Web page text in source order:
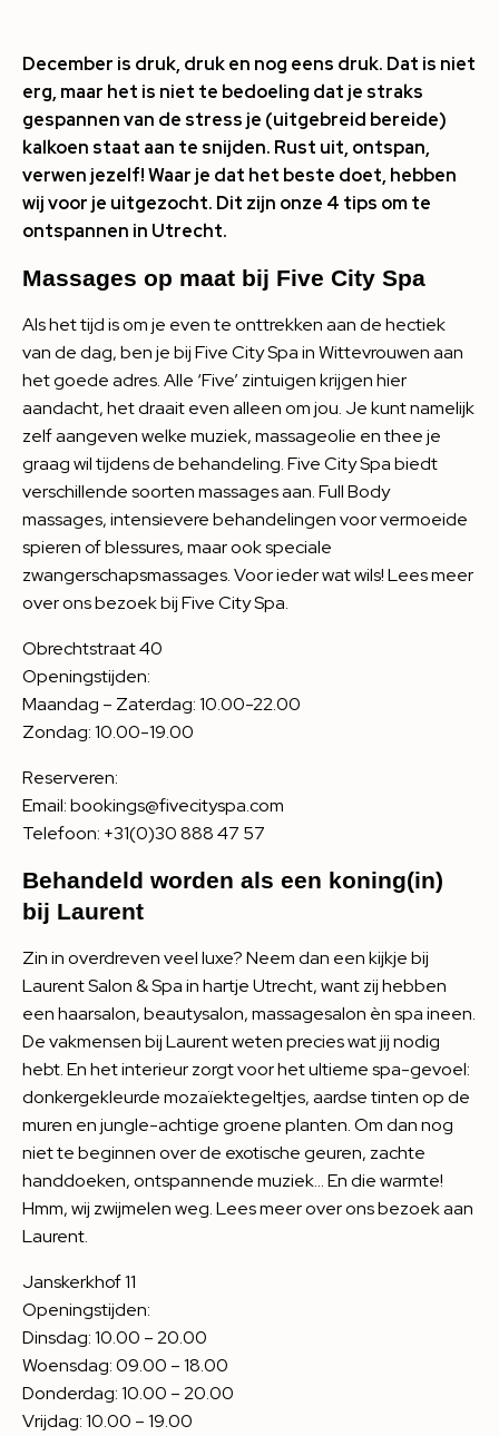
December is druk, druk en nog eens druk. Dat is niet
erg, maar het is niet te bedoeling dat je straks
gespannen van de stress je (uitgebreid bereide)
kalkoen staat aan te snijden. Rust uit, ontspan,
verwen jezelf! Waar je dat het beste doet, hebben
wij voor je uitgezocht. Dit zijn onze 4 tips om te
ontspannen in Utrecht.
Massages op maat bij Five City Spa
Als het tijd is om je even te onttrekken aan de hectiek
van de dag, ben je bij Five City Spa in Wittevrouwen aan
het goede adres. Alle ‘Five’ zintuigen krijgen hier
aandacht, het draait even alleen om jou. Je kunt namelijk
zelf aangeven welke muziek, massageolie en thee je
graag wil tijdens de behandeling. Five City Spa biedt
verschillende soorten massages aan. Full Body
massages, intensievere behandelingen voor vermoeide
spieren of blessures, maar ook speciale
zwangerschapsmassages. Voor ieder wat wils! Lees meer
over ons bezoek bijFive City Spa.
Obrechtstraat 40
Openingstijden:
Maandag – Zaterdag: 10.00-22.00
Zondag: 10.00-19.00
Reserveren:
Email: bookings@fivecityspa.com
Telefoon: +31(0)30 888 47 57
Behandeld worden als een koning(in)
bij Laurent
Zin in overdreven veel luxe? Neem dan een kijkje bij
Laurent Salon & Spa in hartje Utrecht, want zij hebben
een haarsalon, beautysalon, massagesalon èn spa ineen.
De vakmensen bij Laurent weten precies wat jij nodig
hebt. En het interieur zorgt voor het ultieme spa-gevoel:
donkergekleurde mozaïektegeltjes, aardse tinten op de
muren en jungle-achtige groene planten. Om dan nog
niet te beginnen over de exotische geuren, zachte
handdoeken, ontspannende muziek… En die warmte!
Hmm, wij zwijmelen weg. Lees meer over ons bezoek aan
Laurent.
Janskerkhof 11
Openingstijden:
Dinsdag: 10.00 – 20.00
Woensdag: 09.00 – 18.00
Donderdag: 10.00 – 20.00
Vrijdag: 10.00 – 19.00